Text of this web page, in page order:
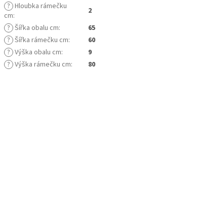
? Hloubka rámečku
cm:
2
? Šířka obalu cm:
65
? Šířka rámečku cm:
60
? Výška obalu cm:
9
? Výška rámečku cm: 80